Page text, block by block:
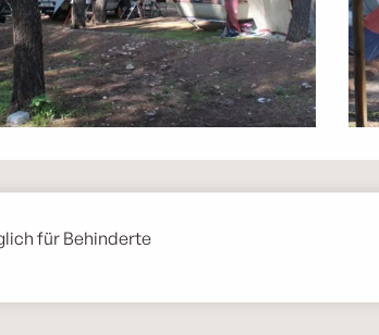
für Behinderte